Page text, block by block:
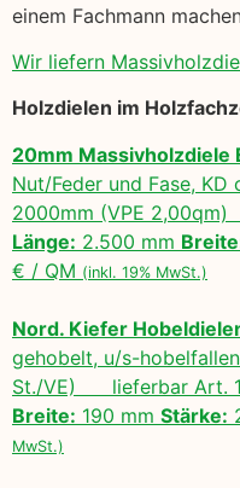
einem Fachmann
Wir liefern
Holzdielen im
20mm Massivholzdiele
Nut/Feder und Fase, KD
2000mm (VPE
Länge: 2.500 mm
€ / QM (inkl. 19% MwSt.)
Nord. Kiefer
gehobelt, u/s-
St./VE) lieferbar Art.
Breite: 190 mm Stärke:
MwSt.)